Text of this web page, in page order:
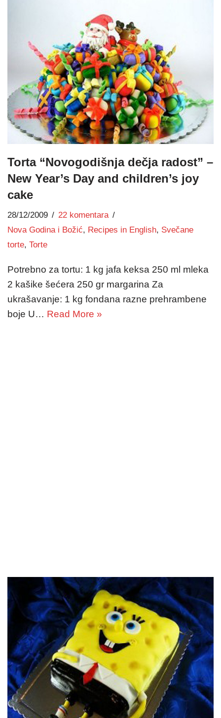
Torta “Novogodišnja dečja radost” –
New Year’s Day and children’s joy
cake
28/12/2009
22 komentara
Nova Godina i Božić, Recipes in English, Svečane
torte, Torte
Potrebno za tortu: 1 kg jafa keksa 250 ml mleka
2 kašike šećera 250 gr margarina Za
ukrašavanje: 1 kg fondana razne prehrambene
boje U… Read More »